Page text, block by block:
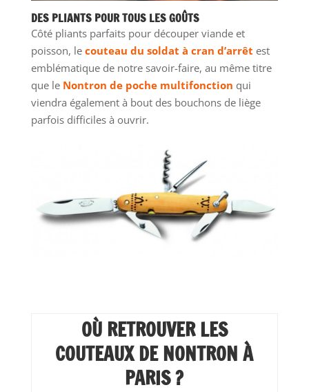
DES PLIANTS POUR TOUS LES GOÛTS
Côté pliants parfaits pour découper viande et
poisson, le couteau du soldat à cran d’arrêt est
emblématique de notre savoir-faire, au même titre
que le Nontron de poche multifonction qui
viendra également à bout des bouchons de liège
parfois difficiles à ouvrir.
OÙ RETROUVER LES
COUTEAUX DE NONTRON À
PARIS ?